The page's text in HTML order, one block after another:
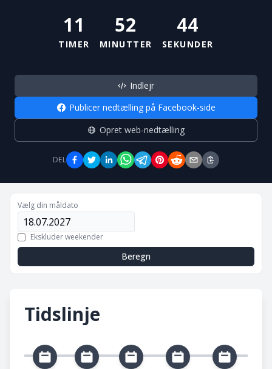
11
TIMER
52
MINUTTER
43
SEKUNDER
Indlejr
Publicer nedtælling på Facebook-side
Opret web-nedtælling
DEL
Vælg din måldato
Ekskluder weekender
Beregn
Tidslinje